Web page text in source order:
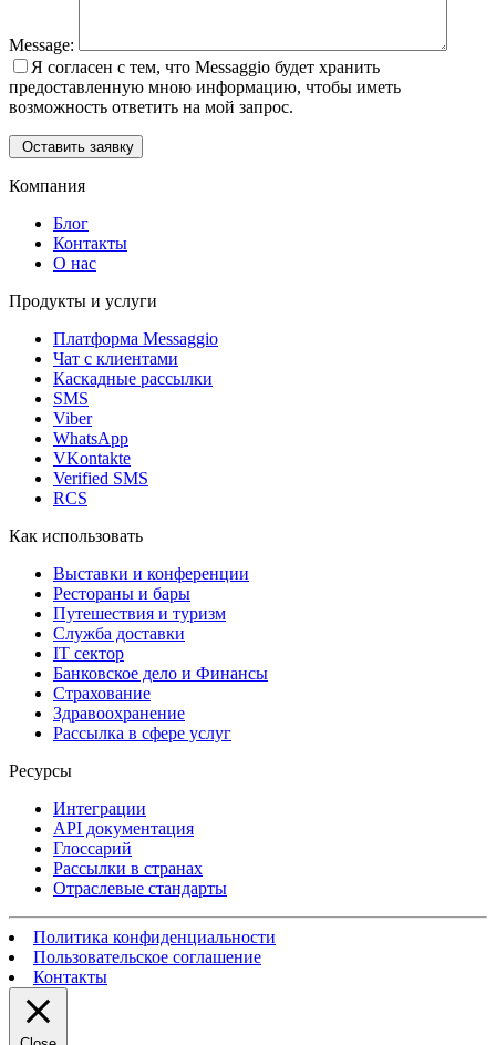
Message:
Я согласен с тем, что Messaggio будет хранить
предоставленную мною информацию, чтобы иметь
возможность ответить на мой запрос.
Оставить заявку
Компания
Блог
Контакты
О нас
Продукты и услуги
Платформа Messaggio
Чат с клиентами
Каскадные рассылки
SMS
Viber
WhatsApp
VKontakte
Verified SMS
RCS
Как использовать
Выставки и конференции
Рестораны и бары
Путешествия и туризм
Служба доставки
IT сектор
Банковское дело и Финансы
Страхование
Здравоохранение
Рассылка в сфере услуг
Ресурсы
Интеграции
API документация
Глоссарий
Рассылки в странах
Отраслевые стандарты
Политика конфиденциальности
Пользовательское соглашение
Контакты